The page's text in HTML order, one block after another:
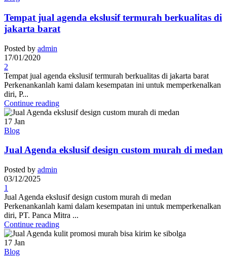
Tempat jual agenda ekslusif termurah berkualitas di
jakarta barat
Posted by admin
17/01/2020
2
Tempat jual agenda ekslusif termurah berkualitas di jakarta barat
Perkenankanlah kami dalam kesempatan ini untuk memperkenalkan
diri, P...
Continue reading
17 Jan
Blog
Jual Agenda ekslusif design custom murah di medan
Posted by admin
03/12/2025
1
Jual Agenda ekslusif design custom murah di medan
Perkenankanlah kami dalam kesempatan ini untuk memperkenalkan
diri, PT. Panca Mitra ...
Continue reading
17 Jan
Blog